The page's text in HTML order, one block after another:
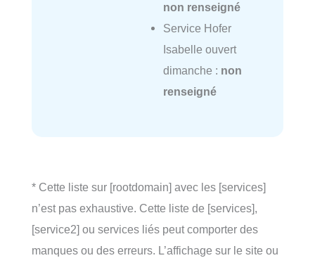
non renseigné
Service Hofer
Isabelle ouvert
dimanche : non
renseigné
* Cette liste sur [rootdomain] avec les [services]
n’est pas exhaustive. Cette liste de [services],
[service2] ou services liés peut comporter des
manques ou des erreurs. L’affichage sur le site ou